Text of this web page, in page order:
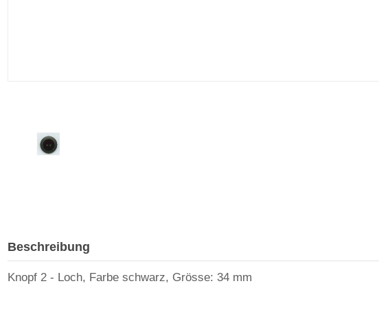
Beschreibung
Knopf 2 - Loch, Farbe schwarz, Grösse: 34 mm